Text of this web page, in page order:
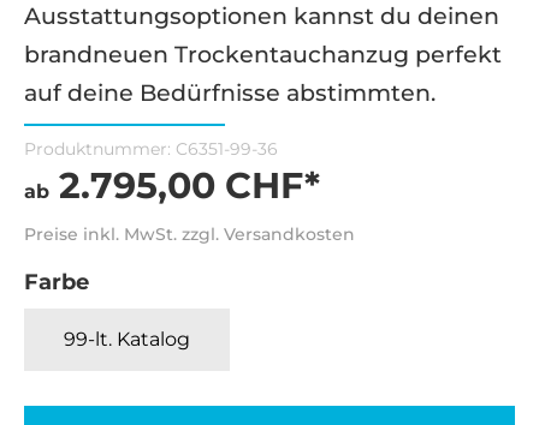
Ausstattungsoptionen kannst du deinen
brandneuen Trockentauchanzug perfekt
auf deine Bedürfnisse abstimmten.
Produktnummer: C6351-99-36
ab 2.795,00 CHF*
Preise inkl. MwSt. zzgl. Versandkosten
Farbe
99-lt. Katalog